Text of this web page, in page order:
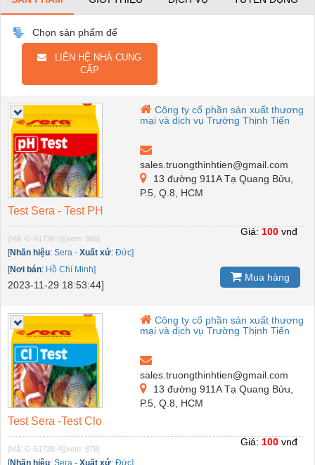
Chọn sản phẩm để
LIÊN HỆ NHÀ CUNG
CẤP
Công ty cổ phần sản xuất thương
mại và dịch vụ Trường Thịnh Tiến
sales.truongthinhtien@gmail.com
13 đường 911A Tạ Quang Bửu,
P.5, Q.8, HCM
Test Sera - Test PH
[Mã: G-61738-2][xem: 986]
[Nhãn hiệu: Sera - Xuất xứ: Đức]
[Nơi bán: Hồ Chí Minh]
2023-11-29 18:53:44]
Giá: 100 vnđ
Mua hàng
Công ty cổ phần sản xuất thương
mại và dịch vụ Trường Thịnh Tiến
sales.truongthinhtien@gmail.com
13 đường 911A Tạ Quang Bửu,
P.5, Q.8, HCM
Test Sera -Test Clo
[Mã: G-61738-4][xem: 878]
[Nhãn hiệu: Sera - Xuất xứ: Đức]
Giá: 100 vnđ